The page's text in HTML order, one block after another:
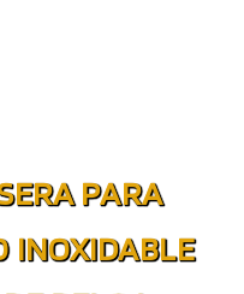
PARA
INOXIDABLE